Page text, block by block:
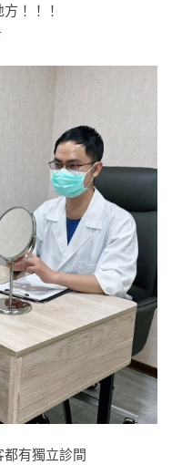
！！！
有獨立診間